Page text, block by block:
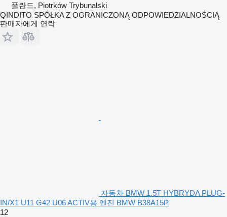
폴란드, Piotrków Trybunalski
QINDITO SPÓŁKA Z OGRANICZONĄ ODPOWIEDZIALNOŚCIĄ
판매자에게 연락
자동차 BMW 1.5T HYBRYDA PLUG-
IN/X1 U11 G42 U06 ACTIV용 엔진 BMW B38A15P
12